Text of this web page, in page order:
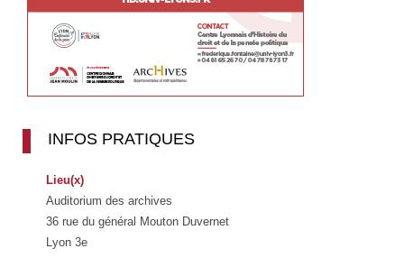
INFOS PRATIQUES
Lieu(x)
Auditorium des archives
36 rue du général Mouton Duvernet
Lyon 3e